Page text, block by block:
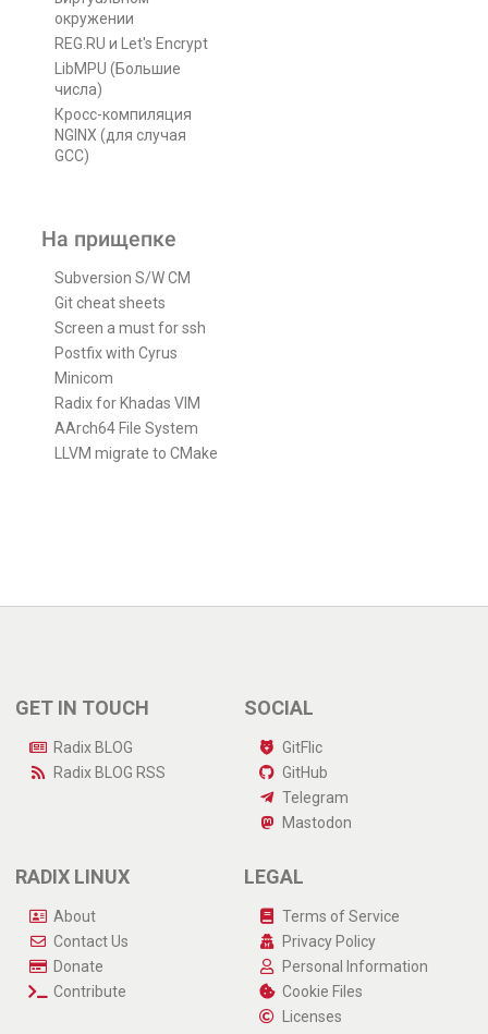
окружении
REG.RU и Let's Encrypt
LibMPU (Большие
числа)
Кросс-компиляция
NGINX (для случая
GCC)
На прищепке
Subversion S/W CM
Git cheat sheets
Screen a must for ssh
Postfix with Cyrus
Minicom
Radix for Khadas VIM
AArch64 File System
LLVM migrate to CMake
GET IN TOUCH
Radix BLOG
Radix BLOG RSS
SOCIAL
GitFlic
GitHub
Telegram
Mastodon
RADIX LINUX
About
Contact Us
Donate
Contribute
LEGAL
Terms of Service
Privacy Policy
Personal Information
Cookie Files
Licenses